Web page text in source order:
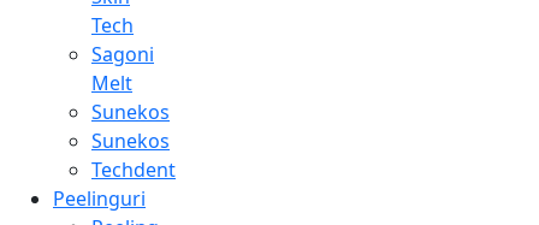
Tech
Sagoni
Melt
Sunekos
Sunekos
Techdent
Peelinguri